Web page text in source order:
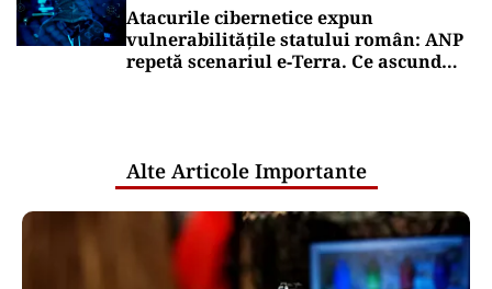
Atacurile cibernetice expun
vulnerabilitățile statului român: ANP
repetă scenariul e‑Terra. Ce ascund
Alte Articole Importante